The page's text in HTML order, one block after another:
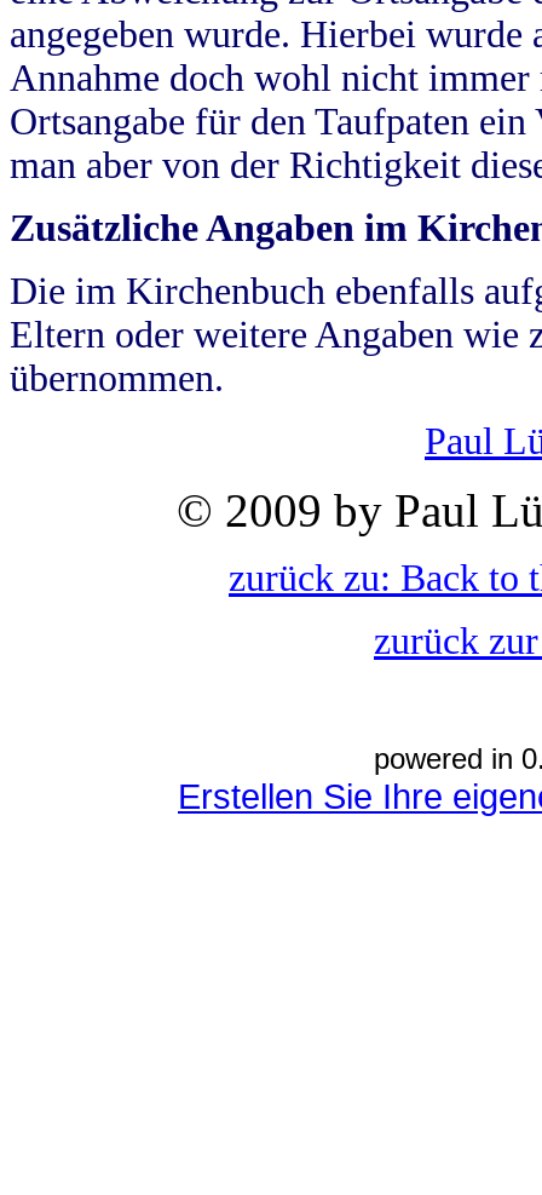
angegeben wurde. Hierbei wurde
Annahme doch wohl nicht
Ortsangabe für den Taufpaten
man aber von der Richtigkeit
Zusätzliche Angaben im
Die im Kirchenbuch ebenfalls
Eltern oder weitere Angaben wie
übernommen.
Paul
© 2009 by Paul
zurück zu: Back to
zurück
powered in
Erstellen Sie Ihre